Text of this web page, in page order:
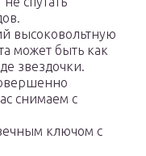
высоковольтную
может быть как
звездочки.
снимаем с
ключом с